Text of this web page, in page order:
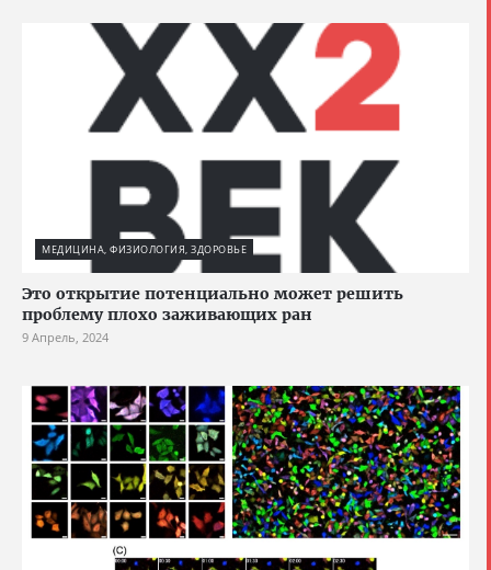
МЕДИЦИНА, ФИЗИОЛОГИЯ, ЗДОРОВЬЕ
Это открытие потенциально может решить
проблему плохо заживающих ран
9 Апрель, 2024